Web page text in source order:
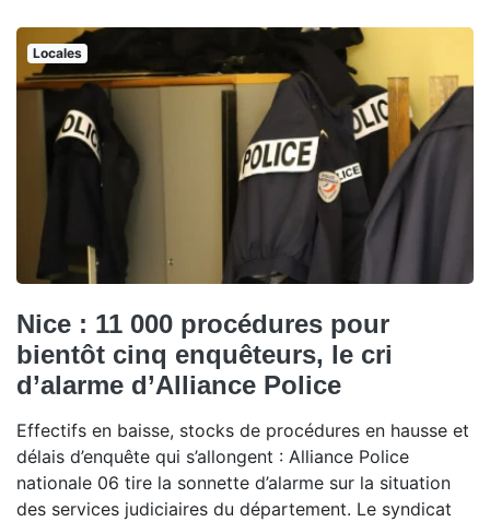
Locales
Nice : 11 000 procédures pour
bientôt cinq enquêteurs, le cri
d’alarme d’Alliance Police
Effectifs en baisse, stocks de procédures en hausse et
délais d’enquête qui s’allongent : Alliance Police
nationale 06 tire la sonnette d’alarme sur la situation
des services judiciaires du département. Le syndicat